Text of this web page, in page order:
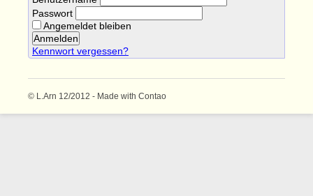
Passwort
Angemeldet bleiben
Kennwort vergessen?
© L.Arn 12/2012 - Made with Contao